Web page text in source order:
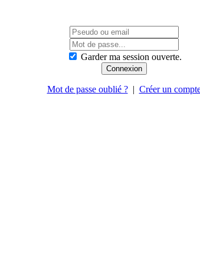
Garder ma session ouverte.
Mot de passe oublié ?| Créer un